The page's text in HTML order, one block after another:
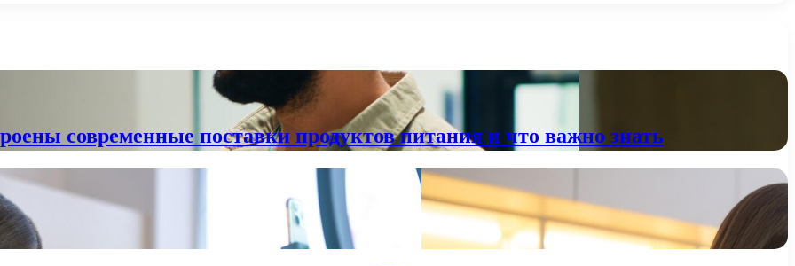
современные поставки продуктов питания и что важно знать